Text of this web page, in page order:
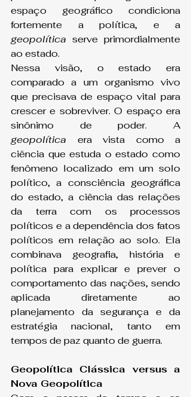
espaço geográfico condiciona
geopolítica serve primordialmente
ao estado.
Nessa visão, o estado era
comparado a um organismo vivo
que precisava de espaço vital para
crescer e sobreviver. O espaço era
sinônimo de poder. A
geopolítica era vista como a
ciência que estuda o estado como
fenômeno localizado em um solo
político, a consciência geográfica
do estado, a ciência das relações
da terra com os processos
políticos e a dependência dos fatos
políticos em relação ao solo. Ela
combinava geografia, história e
política para explicar e prever o
comportamento das nações, sendo
aplicada diretamente ao
planejamento da segurança e da
estratégia nacional, tanto em
tempos de paz quanto de guerra.
Geopolítica Clássica versus a
Nova Geopolítica